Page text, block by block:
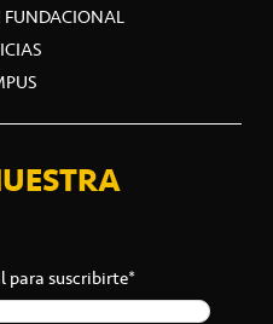
para suscribirte*